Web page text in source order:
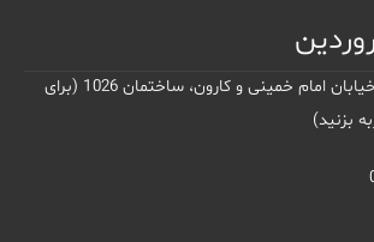
تهران، تقاطع خیابان امام خمینی و کارون، ساختمان 1026 (برای
بزنید)